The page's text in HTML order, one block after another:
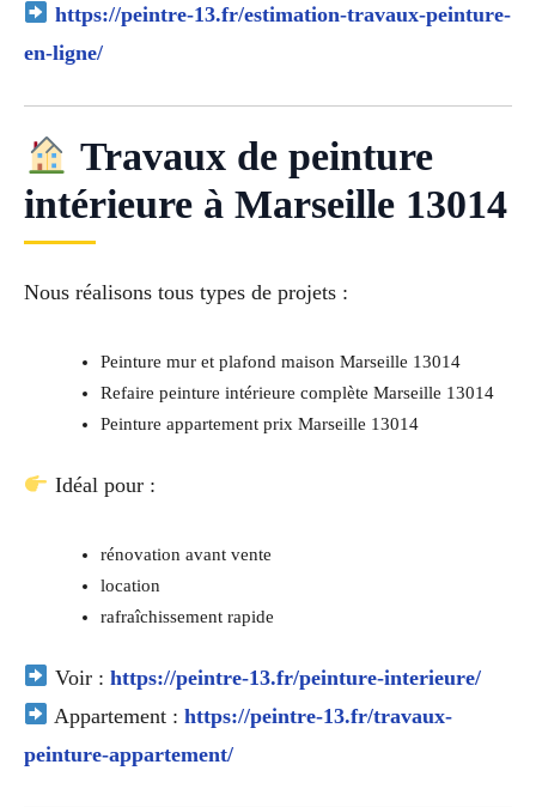
https://peintre-13.fr/estimation-travaux-peinture-
en-ligne/
Travaux de peinture
intérieure à Marseille 13014
Nous réalisons tous types de projets :
Peinture mur et plafond maison Marseille 13014
Refaire peinture intérieure complète Marseille 13014
Peinture appartement prix Marseille 13014
Idéal pour :
rénovation avant vente
location
rafraîchissement rapide
Voir : https://peintre-13.fr/peinture-interieure/
Appartement : https://peintre-13.fr/travaux-
peinture-appartement/